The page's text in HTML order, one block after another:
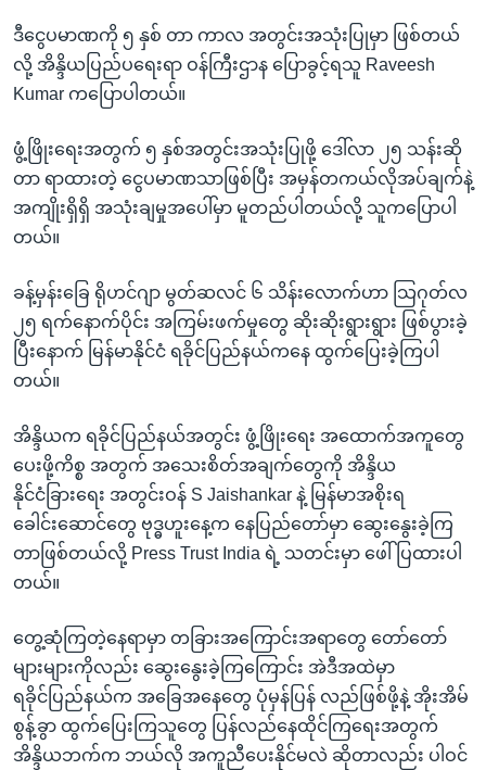
ဒီငွေပမာဏကို ၅ နှစ် တာ ကာလ အတွင်းအသုံးပြုမှာ ဖြစ်တယ်
လို့ အိန္ဒိယပြည်ပရေးရာ ဝန်ကြီးဌာန ပြောခွင့်ရသူ Raveesh
Kumar ကပြောပါတယ်။
ဖွံ့ဖြိုးရေးအတွက် ၅ နှစ်အတွင်းအသုံးပြုဖို့ ဒေါ်လာ ၂၅ သန်းဆို
တာ ရာထားတဲ့ ငွေပမာဏသာဖြစ်ပြီး အမှန်တကယ်လိုအပ်ချက်နဲ့
အကျိုးရှိရှိ အသုံးချမှုအပေါ်မှာ မူတည်ပါတယ်လို့ သူကပြောပါ
တယ်။
ခန့်မှန်းခြေ ရိုဟင်ဂျာ မွတ်ဆလင် ၆ သိန်းလောက်ဟာ သြဂုတ်လ
၂၅ ရက်နောက်ပိုင်း အကြမ်းဖက်မှုတွေ ဆိုးဆိုးရွားရွား ဖြစ်ပွားခဲ့
ပြီးနောက် မြန်မာနိုင်ငံ ရခိုင်ပြည်နယ်ကနေ ထွက်ပြေးခဲ့ကြပါ
တယ်။
အိန္ဒိယက ရခိုင်ပြည်နယ်အတွင်း ဖွံ့ဖြိုးရေး အထောက်အကူတွေ
ပေးဖို့ကိစ္စ အတွက် အသေးစိတ်အချက်တွေကို အိန္ဒိယ
နိုင်ငံခြားရေး အတွင်းဝန် S Jaishankar နဲ့ မြန်မာအစိုးရ
ခေါင်းဆောင်တွေ ဗုဒ္ဓဟူးနေ့က နေပြည်တော်မှာ ဆွေးနွေးခဲ့ကြ
တာဖြစ်တယ်လို့ Press Trust India ရဲ့ သတင်းမှာ ဖေါ်ပြထားပါ
တယ်။
တွေ့ဆုံကြတဲ့နေရာမှာ တခြားအကြောင်းအရာတွေ တော်တော်
များများကိုလည်း ဆွေးနွေးခဲ့ကြကြောင်း အဲဒီအထဲမှာ
ရခိုင်ပြည်နယ်က အခြေအနေတွေ ပုံမှန်ပြန် လည်ဖြစ်ဖို့နဲ့ အိုးအိမ်
စွန့်ခွာ ထွက်ပြေးကြသူတွေ ပြန်လည်နေထိုင်ကြရေးအတွက်
အိန္ဒိယဘက်က ဘယ်လို အကူညီပေးနိုင်မလဲ ဆိုတာလည်း ပါဝင်